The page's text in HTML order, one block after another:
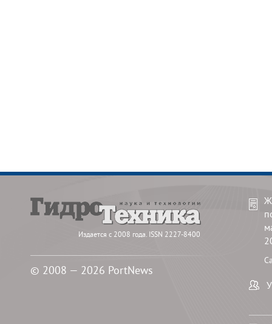
Издается с 2008 года. ISSN 2227-8400
© 2008 — 2026 PortNews